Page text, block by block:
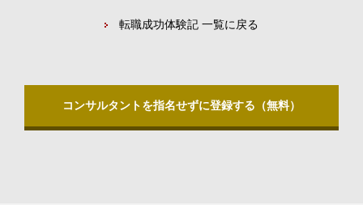
転職成功体験記 一覧に戻る
コンサルタントを指名せずに登録する（無料）